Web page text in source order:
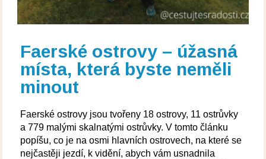
Faerské ostrovy – úžasná
místa, která byste neměli
minout
Faerské ostrovy jsou tvořeny 18 ostrovy, 11 ostrůvky
a 779 malými skalnatými ostrůvky. V tomto článku
popíšu, co je na osmi hlavních ostrovech, na které se
nejčastěji jezdí, k vidění, abych vám usnadnila